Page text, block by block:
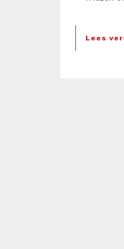
Lees